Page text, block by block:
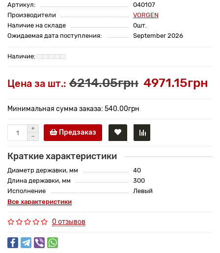
Артикул:
040107
Производители
VORGEN
Наличие на складе
0шт.
Ожидаемая дата поступления:
September 2026
Цена за шт.: 6214.05грн 4971.15грн
Минимальная сумма заказа: 540.00грн
Предзаказ
Краткие характеристики
Диаметр державки, мм
40
Длина державки, мм
300
Исполнение
Левый
Все характеристики
0 отзывов